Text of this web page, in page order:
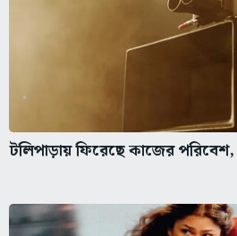
টলিপাড়ায় ফিরেছে কাজের পরিবেশ,